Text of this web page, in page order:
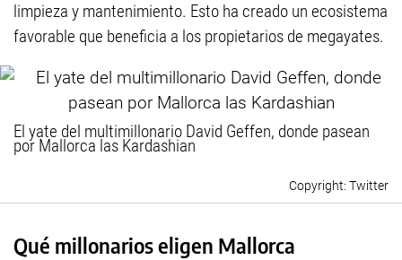
limpieza y mantenimiento. Esto ha creado un ecosistema
favorable que beneficia a los propietarios de megayates.
El yate del multimillonario David Geffen, donde pasean
por Mallorca las Kardashian
Twitter
Qué millonarios eligen Mallorca